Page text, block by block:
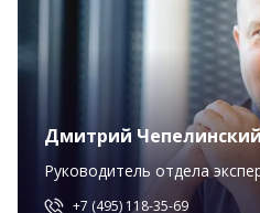
Дмитрий Чепелинский
Руководитель отдела
+7 (495) 118-35-69